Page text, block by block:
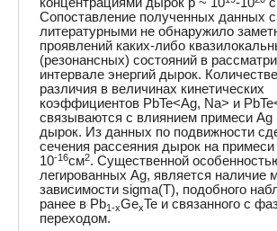
Сопоставление полученных данных с
литературными не обнаружило
проявлений каких-либо
(резонансных) состояний в
интервале энергий дырок.
различия в величинах кинетических
коэффициентов PbTe<Ag, Na> и
связываются с влиянием примеси Ag
дырок. Из данных по подвижности
сечения рассеяния дырок на
10-16см2. Существенной
легированных Ag, является наличие
зависимости sigma(T), подобного
ранее в Pb1-xGexTe и связанного с
переходом.